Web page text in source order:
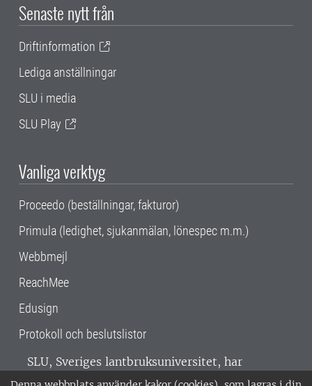
Senaste nytt från
Driftinformation
Lediga anställningar
SLU i media
SLU Play
Vanliga verktyg
Proceedo (beställningar, fakturor)
Primula (ledighet, sjukanmälan, lönespec m.m.)
Webbmejl
ReachMee
Edusign
Protokoll och beslutslistor
SLU, Sveriges lantbruksuniversitet, har
verksamhet över hela Sverige. Huvudorter är